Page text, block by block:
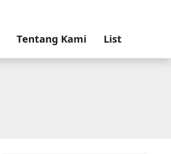
Tentang Kami List